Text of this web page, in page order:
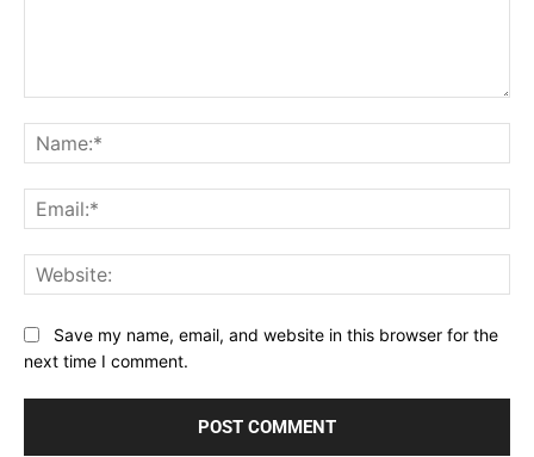
Save my name, email, and website in this browser for the
next time I comment.